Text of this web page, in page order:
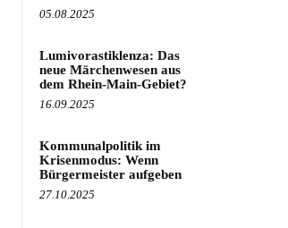
05.08.2025
Lumivorastiklenza: Das
neue Märchenwesen aus
dem Rhein-Main-Gebiet?
16.09.2025
Kommunalpolitik im
Krisenmodus: Wenn
Bürgermeister aufgeben
27.10.2025